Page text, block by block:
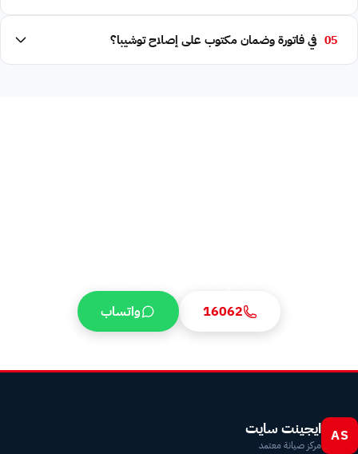
05 في فاتورة وضمان مكتوب على إصلاح توشيبا؟
16062 واتساب
AS ايجينت سايت
مركز صيانة معتمد